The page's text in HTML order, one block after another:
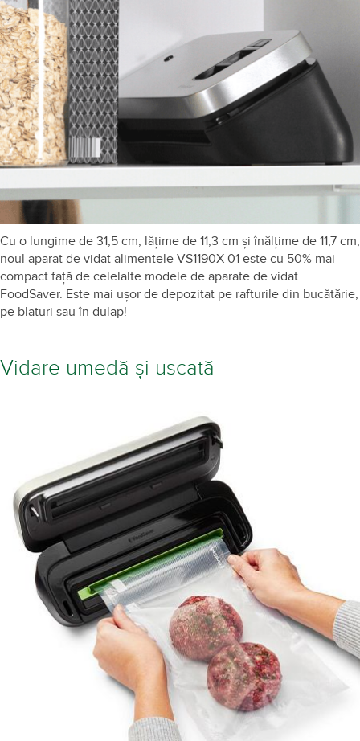
zonă. Utilizarea este ușor de realizat, prin glisarea butonului
principal sau apăsarea butoanelor dedicate fiecărei funcții.
Cu 50% mai compact
Cu o lungime de 31,5 cm, lățime de 11,3 cm și înălțime de 11,7 cm,
noul aparat de vidat alimentele VS1190X-01 este cu 50% mai
compact față de celelalte modele de aparate de vidat
FoodSaver. Este mai ușor de depozitat pe rafturile din bucătărie,
pe blaturi sau în dulap!
Vidare umedă și uscată